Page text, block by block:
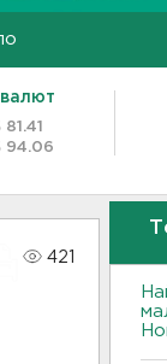
81.41
94.06
421